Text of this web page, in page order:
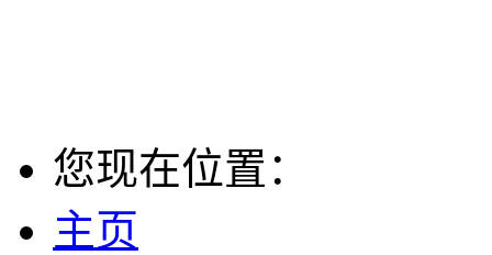
您现在位置：
主页